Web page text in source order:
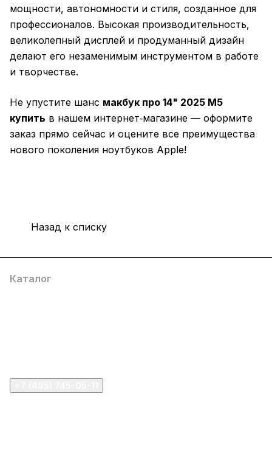
мощности, автономности и стиля, созданное для
профессионалов. Высокая производительность,
великолепный дисплей и продуманный дизайн
делают его незаменимым инструментом в работе
и творчестве.
Не упустите шанс макбук про 14" 2025 M5
купить в нашем интернет‑магазине — оформите
заказ прямо сейчас и оцените все преимущества
нового поколения ноутбуков Apple!
Назад к списку
Каталог